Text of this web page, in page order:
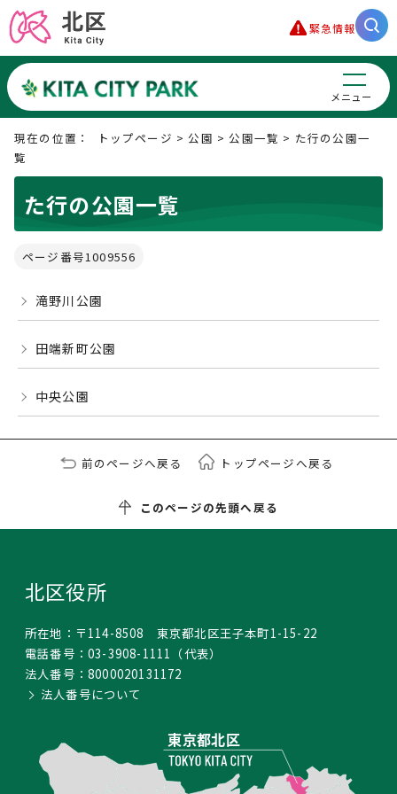
緊急情報
メニュー
現在の位置： トップページ >公園 >公園一覧 > た行の公園一
覧
た行の公園一覧
ページ番号1009556
滝野川公園
田端新町公園
中央公園
前のページへ戻る トップページへ戻る
このページの先頭へ戻る
北区役所
所在地： 〒114-8508 東京都北区王子本町1-15-22
電話番号： 03-3908-1111 （代表）
法人番号： 8000020131172
法人番号について